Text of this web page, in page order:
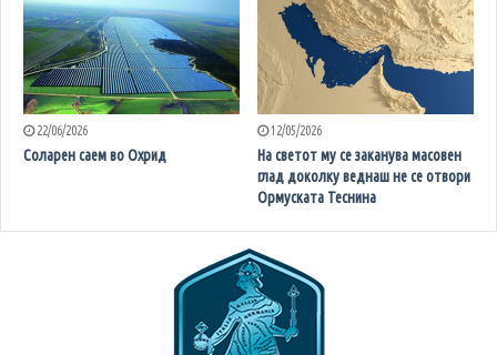
22/06/2026
Соларен саем во Охрид
12/05/2026
На светот му се заканува масовен
глад доколку веднаш не се отвори
Ормуската Теснина